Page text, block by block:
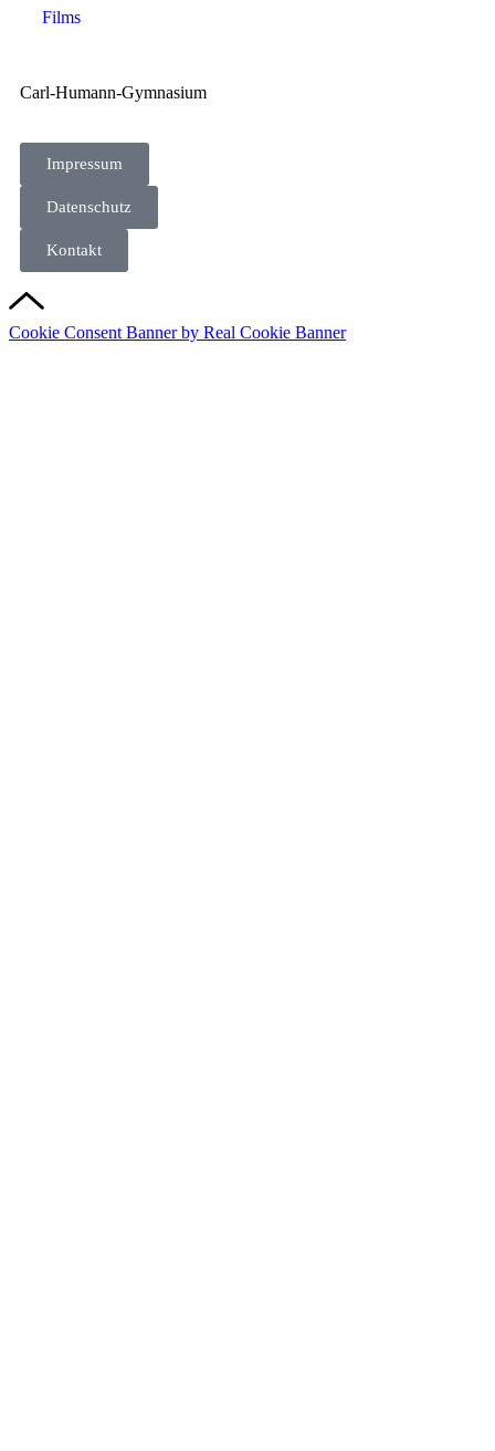
Films
Carl-Humann-Gymnasium
Impressum
Datenschutz
Kontakt
Cookie Consent Banner by Real Cookie Banner